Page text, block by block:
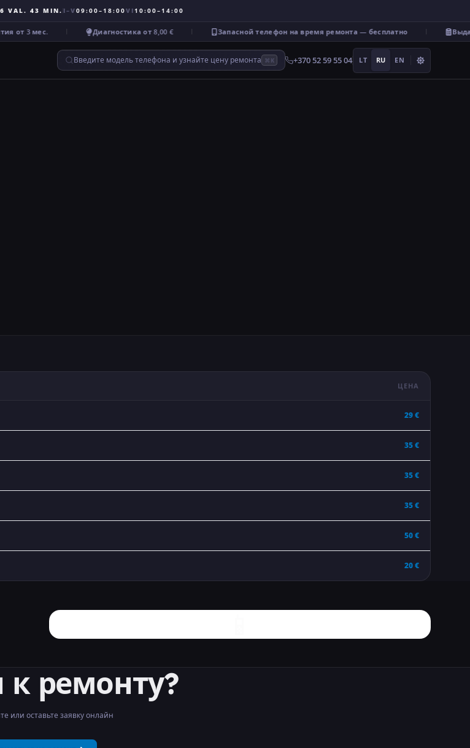
VAL. 43 MIN. I–V09:00–18:00VI10:00–14:00
от 3 мес. Диагностика от 8,00 € Запасной телефон на время ремонта — бесплатно
Введите модель телефона и узнайте цену ремонта ⌘K +370 52 59 55 04 LT RU EN
ЦЕНА
29 €
35 €
35 €
35 €
50 €
20 €
к ремонту?
или оставьте заявку онлайн